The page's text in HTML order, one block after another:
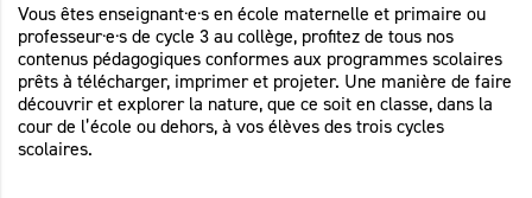
Vous êtes enseignant·e·s en école maternelle et primaire ou
professeur·e·s de cycle 3 au collège, profitez de tous nos
contenus pédagogiques conformes aux programmes scolaires
prêts à télécharger, imprimer et projeter. Une manière de faire
découvrir et explorer la nature, que ce soit en classe, dans la
cour de l’école ou dehors, à vos élèves des trois cycles
scolaires.